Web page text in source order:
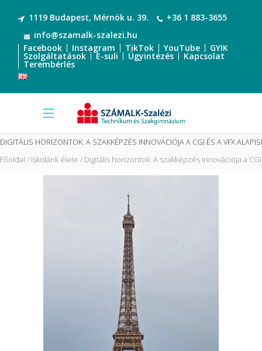
1119 Budapest, Mérnök u. 39.
+36 1 883-3655
info@szamalk-szalezi.hu
Facebook
Instagram TikTok YouTube GYIK
Szolgáltatások E-suli Ügyintézés Kapcsolat
Terembérlés
DIGITÁLIS HORIZONTOK: A SZAKKÉPZÉS INNOVÁCIÓJA A CGI ÉS A VFX
Főoldal Iskolánk élete Digitális horizontok: A szakképzés innovációja a